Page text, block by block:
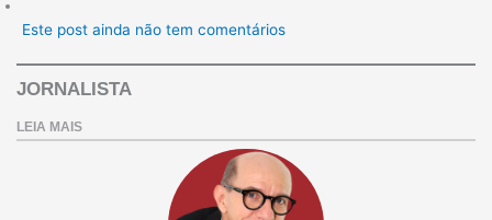
Este post ainda não tem comentários
JORNALISTA
LEIA MAIS